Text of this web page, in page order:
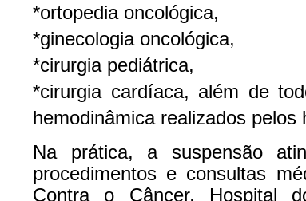
*ortopedia oncológica,
*ginecologia oncológica,
*cirurgia pediátrica,
*cirurgia cardíaca, além de
hemodinâmica realizados pelos
Na prática, a suspensão
procedimentos e consultas
Contra o Câncer, Hospital